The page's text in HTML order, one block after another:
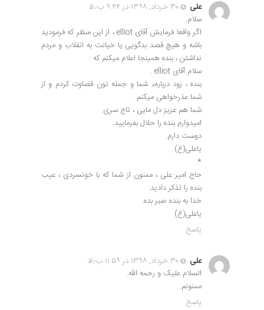
علی
۳۰ خرداد, ۱۳۹۸ در ۹:۴۴ ب٫ظ
سلام.
اگر واقعا فرمایش آقای elliot ، از این منظر که فرمودید
باشه و هیچ قصد بدگویی یا خیانت به انقلاب و مردم
نداشتن ، بنده همینجا اعلام میکنم که :
سلام آقای elliot .
بنده ، زود دربارهء شما و جمله تون قضاوت کردم و از
شما عذرخواهی میکنم.
شما هم عزیز دل مایی ، تاج سری.
امیدوارم بنده را حلال بفرمایید.
دوست دارم.
یاعلی(ع)
*
حاج امیر علی ، ممنون از شما که با خونسردی ، عیب
بنده را تذکر دادید.
خدا به بنده صبر بده.
یاعلی(ع)
پاسخ
علی
۳۰ خرداد, ۱۳۹۸ در ۱۱:۵۹ ب٫ظ
السلام علیک و رحمه الله.
ممنونم.
پاسخ